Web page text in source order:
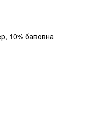
10% бавовна